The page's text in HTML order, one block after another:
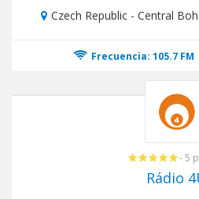
Czech Republic - Central
Frecuencia: 105.7 FM
- 5
Rádio